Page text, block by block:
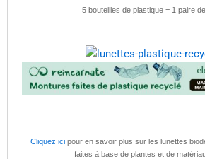
5 bouteilles de plastique = 1 paire
Cliquez ici pour en savoir plus sur les lunettes
faites à base de plantes et de